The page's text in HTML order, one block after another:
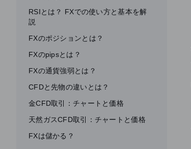
RSIとは？ FXでの使い方と基本を解
説
FXのポジションとは？
FXのpipsとは？
FXの通貨強弱とは？
CFDと先物の違いとは？
金CFD取引：チャートと価格
天然ガスCFD取引：チャートと価格
FXは儲かる？